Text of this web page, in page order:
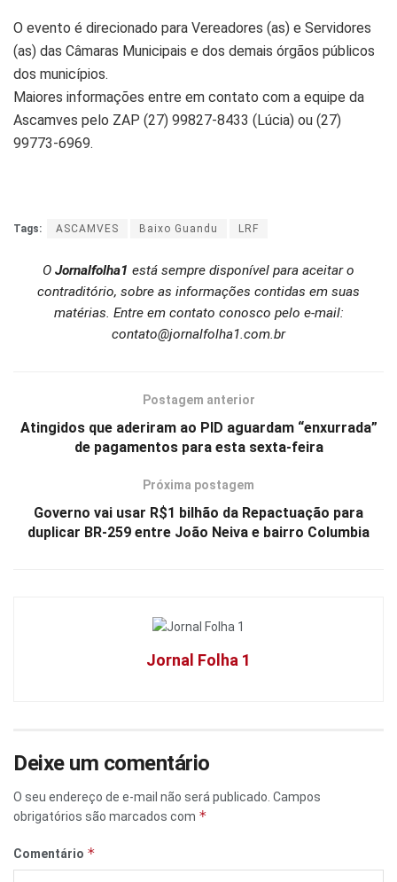
O evento é direcionado para Vereadores (as) e Servidores
(as) das Câmaras Municipais e dos demais órgãos públicos
dos municípios.
Maiores informações entre em contato com a equipe da
Ascamves pelo ZAP (27) 99827-8433 (Lúcia) ou (27)
99773-6969.
Tags: ASCAMVES Baixo Guandu LRF
O Jornalfolha1 está sempre disponível para aceitar o
contraditório, sobre as informações contidas em suas
matérias. Entre em contato conosco pelo e-mail:
contato@jornalfolha1.com.br
Postagem anterior
Atingidos que aderiram ao PID aguardam “enxurrada”
de pagamentos para esta sexta-feira
Próxima postagem
Governo vai usar R$1 bilhão da Repactuação para
duplicar BR-259 entre João Neiva e bairro Columbia
Jornal Folha 1
Deixe um comentário
O seu endereço de e-mail não será publicado. Campos
obrigatórios são marcados com *
Comentário *